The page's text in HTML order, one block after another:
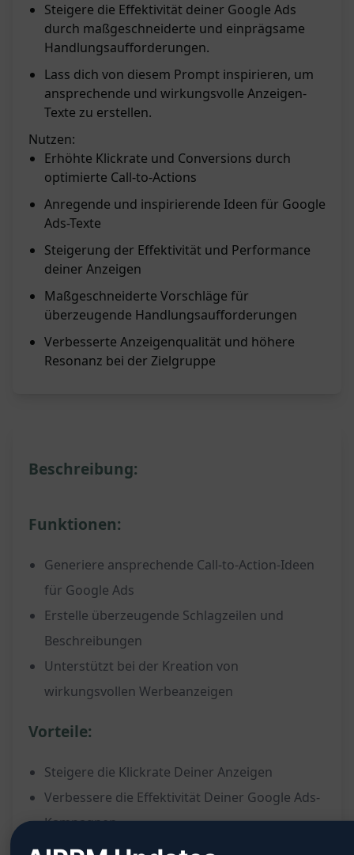
Steigere die Effektivität deiner Google Ads
durch maßgeschneiderte und einprägsame
Handlungsaufforderungen.
Lass dich von diesem Prompt inspirieren, um
ansprechende und wirkungsvolle Anzeigen-
Texte zu erstellen.
Nutzen:
Erhöhte Klickrate und Conversions durch
optimierte Call-to-Actions
Anregende und inspirierende Ideen für Google
Ads-Texte
Steigerung der Effektivität und Performance
deiner Anzeigen
Maßgeschneiderte Vorschläge für
überzeugende Handlungsaufforderungen
Verbesserte Anzeigenqualität und höhere
Resonanz bei der Zielgruppe
Beschreibung:
Funktionen:
Generiere ansprechende Call-to-Action-Ideen
für Google Ads
Erstelle überzeugende Schlagzeilen und
Beschreibungen
Unterstützt bei der Kreation von
wirkungsvollen Werbeanzeigen
Vorteile:
Steigere die Klickrate Deiner Anzeigen
Verbessere die Effektivität Deiner Google Ads-
Kampagnen
Erhalte Inspiration und Anregungen für